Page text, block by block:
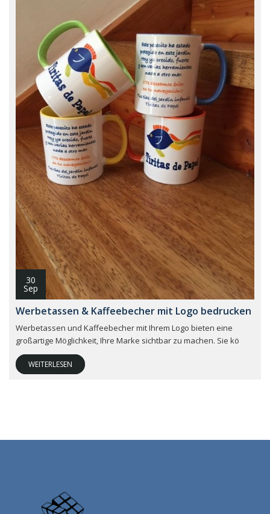
30
Sep
Werbetassen & Kaffeebecher mit Logo bedrucken
Werbetassen und Kaffeebecher mit Ihrem Logo bieten eine
großartige Möglichkeit, Ihre Marke sichtbar zu machen. Sie kö
WEITERLESEN